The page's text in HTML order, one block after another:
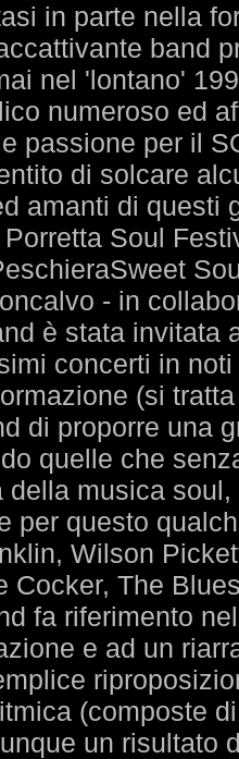
in parte nella
band
nel 'lontano'
numeroso ed
passione per il
di solcare
amanti di questi
Soul
- in
è stata invitata
concerti in
(si
di proporre una
quelle che
della musica
per questo
Wilson
Cocker, The
fa riferimento
e ad un
(composte
un risultato